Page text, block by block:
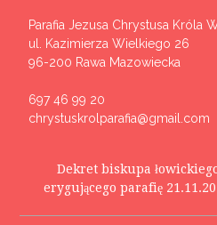
Parafia Jezusa Chrystusa Króla
ul. Kazimierza Wielkiego 26
96-200 Rawa Mazowiecka
697 46 99 20
chrystuskrolparafia@gmail.com
Dekret biskupa
erygującego parafię